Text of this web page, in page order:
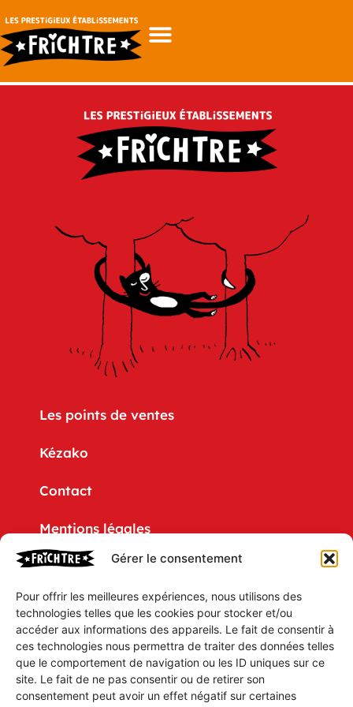
Gérer le consentement
Pour offrir les meilleures expériences, nous utilisons des
technologies telles que les cookies pour stocker et/ou
accéder aux informations des appareils. Le fait de consentir à
ces technologies nous permettra de traiter des données telles
que le comportement de navigation ou les ID uniques sur ce
site. Le fait de ne pas consentir ou de retirer son
consentement peut avoir un effet négatif sur certaines
Les points de ventes
Kézako
Contact
Mentions légales
Politique de confidentialité
CGV
Mon compte
Mon Panier